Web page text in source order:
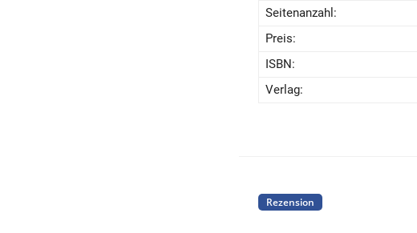
Seitenanzahl:
Preis:
ISBN:
Verlag:
Rezension